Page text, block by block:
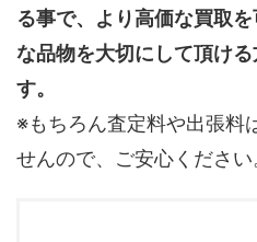
る事で、より高価な買取
な品物を大切にして頂け
す。
※もちろん査定料や出張料
せんので、ご安心ください